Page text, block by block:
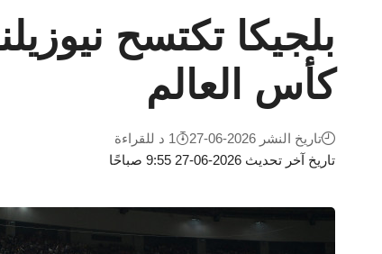
كأس العالم
تاريخ آخر تحديث 2026-06-27 9:55 صباحًا
تاريخ النشر 2026-06-27 1 د للقراءة